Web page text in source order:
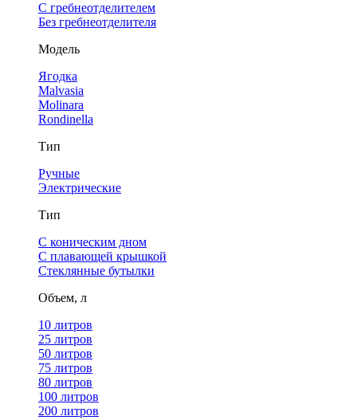
С гребнеотделителем
Без гребнеотделителя
Модель
Ягодка
Malvasia
Molinara
Rondinella
Тип
Ручные
Электрические
Тип
С коническим дном
С плавающей крышкой
Стеклянные бутылки
Объем, л
10 литров
25 литров
50 литров
75 литров
80 литров
100 литров
200 литров